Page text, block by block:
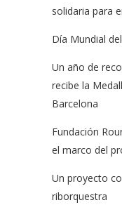
solidaria para
Día Mundial
Un año de
recibe la
Barcelona
Fundación
el marco del
Un proyecto
riborquestra